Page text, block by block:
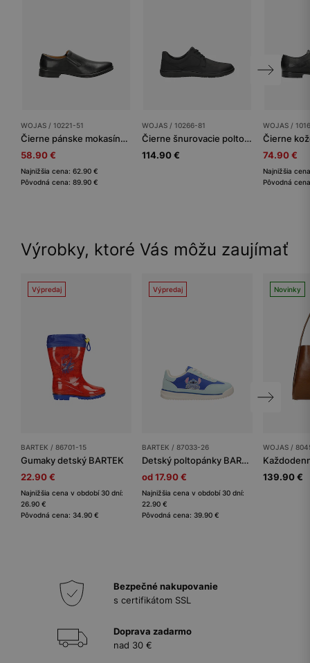
WOJAS / 10221-51
Čierne pánske mokasíny z hladkej kože
58.90 €
Najnižšia cena: 62.90 €
Pôvodná cena: 89.90 €
WOJAS / 10266-81
Čierne šnurovacie poltopánky pre mužov
114.90 €
WOJAS /
74.90 €
Najnižšia
Pôvodná
Výrobky, ktoré Vás môžu zaujímať
Výpredaj
BARTEK / 86701-15
Gumaky detský BARTEK
22.90 €
Najnižšia cena v období 30 dní:
26.90 €
Pôvodná cena: 34.90 €
Výpredaj
BARTEK / 87033-26
Detský poltopánky BARTEK
od 17.90 €
Najnižšia cena v období 30 dní:
22.90 €
Pôvodná cena: 39.90 €
Novinky
WOJAS /
139.90 €
Bezpečné nakupovanie
s certifikátom SSL
Doprava zadarmo
nad 30 €